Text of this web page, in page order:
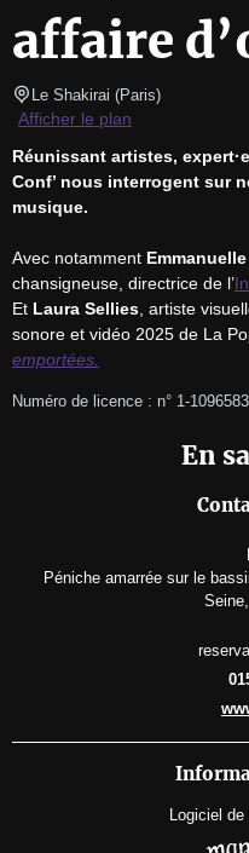
affaire
Le Shakirai (Paris)
Afficher le plan
Réunissant artistes,
Conf’ nous interrogent sur
musique.
Avec notamment
chansigneuse, directrice de l’
Et Laura Sellies , artiste
sonore et vidéo 2025 de La
emportées.
Numéro de licence : n° 1-
En
Péniche amarrée sur le
Logiciel